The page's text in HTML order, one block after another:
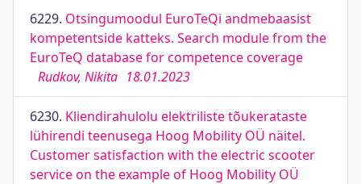
6229. Otsingumoodul EuroTeQi andmebaasist
kompetentside katteks. Search module from the
EuroTeQ database for competence coverage
Rudkov, Nikita 18.01.2023
6230. Kliendirahulolu elektriliste tõukerataste
lühirendi teenusega Hoog Mobility OÜ näitel.
Customer satisfaction with the electric scooter
service on the example of Hoog Mobility OÜ